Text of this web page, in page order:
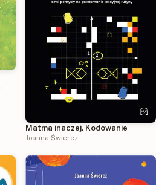
Matma inaczej. Kodowanie
Joanna Świercz